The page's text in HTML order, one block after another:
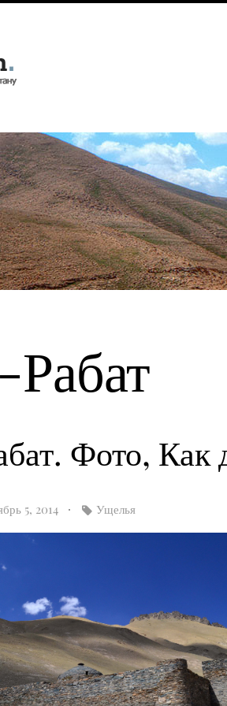
Фото, Как
5, 2014 Ущелья